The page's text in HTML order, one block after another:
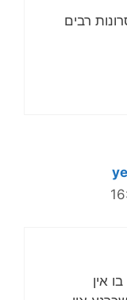
רבים
אין